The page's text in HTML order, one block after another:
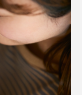
気コーヒーショッ
SHIBUYA」で。